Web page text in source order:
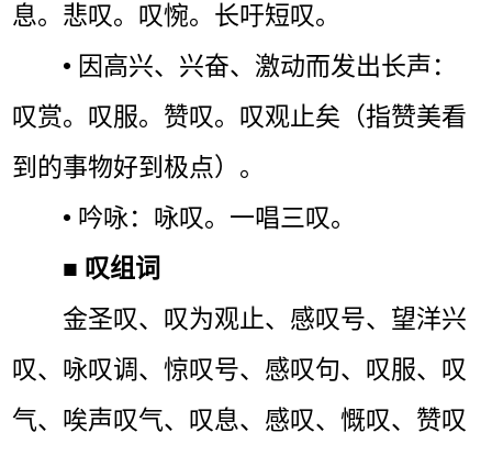
息。悲叹。叹惋。长吁短叹。
• 因高兴、兴奋、激动而发出长声：
叹赏。叹服。赞叹。叹观止矣（指赞美看
到的事物好到极点）。
• 吟咏：咏叹。一唱三叹。
■ 叹组词
金圣叹、叹为观止、感叹号、望洋兴
叹、咏叹调、惊叹号、感叹句、叹服、叹
气、唉声叹气、叹息、感叹、慨叹、赞叹